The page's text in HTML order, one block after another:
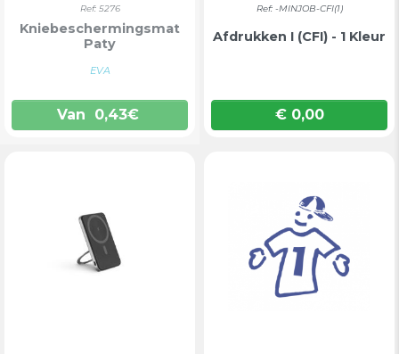
Ref: 5276
Kniebeschermingsmat
Paty
EVA
Van 0,43€
Ref: -MINJOB-CFI(1)
Afdrukken I (CFI) - 1 Kleur
Prijs
€ 0,00